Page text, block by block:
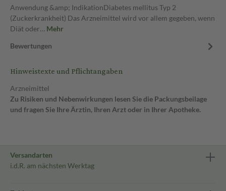
Anwendung &amp; IndikationDiabetes mellitus Typ 2
(Zuckerkrankheit) Das Arzneimittel wird vor allem gegeben, wenn
Diät oder… Mehr
Bewertungen
Hinweistexte und Pflichtangaben
Arzneimittel
Zu Risiken und Nebenwirkungen lesen Sie die Packungsbeilage
und fragen Sie Ihre Ärztin, Ihren Arzt oder in Ihrer Apotheke.
Versandarten
i.d.R. am nächsten Werktag